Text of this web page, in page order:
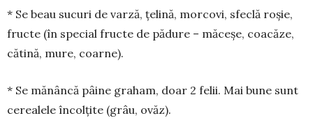
* Se beau sucuri de varză, țelină, morcovi, sfe­clă ro­șie,
fructe (în special fructe de pădure – mă­ceșe, coa­căze,
cătină, mure, coarne).
* Se mănâncă pâine graham, doar 2 felii. Mai bune sunt
cerealele încolțite (grâu, ovăz).